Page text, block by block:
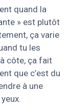
quand la
» est plutôt
ça varie
tu les
côte, ça fait
que c’est du
à une